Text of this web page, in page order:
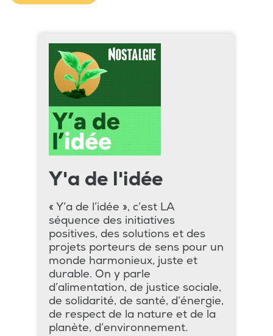
Y'a de l'idée
« Y’a de l’idée », c’est LA
séquence des initiatives
positives, des solutions et des
projets porteurs de sens pour un
monde harmonieux, juste et
durable. On y parle
d’alimentation, de justice sociale,
de solidarité, de santé, d’énergie,
de respect de la nature et de la
planète, d’environnement.